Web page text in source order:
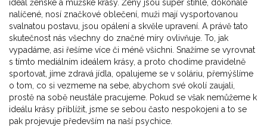
ideál ženské a mužské krásy. Ženy jsou super štíhlé, dokonale
nalíčené, nosí značkové oblečení, muži mají vysportovanou
svalnatou postavu, jsou opálení a skvěle upravení. A právě tato
skutečnost nás všechny do značné míry ovlivňuje. To, jak
vypadáme, asi řešíme více či méně všichni. Snažíme se vyrovnat
s tímto mediálním ideálem krásy, a proto chodíme pravidelně
sportovat, jíme zdravá jídla, opalujeme se v soláriu, přemýšlíme
o tom, co si vezmeme na sebe, abychom své okolí zaujali,
prostě na sobě neustále pracujeme. Pokud se však nemůžeme k
ideálu krásy přiblížit, jsme se sebou často nespokojeni a to se
pak projevuje především na naší psychice.